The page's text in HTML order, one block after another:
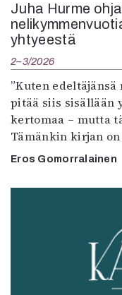
Juha Hurme
yhtyeestä
2–3/2026
”Kuten
pitää siis sisällään
kertomaa – mutta
Tämänkin kirjan
Eros Gomorralainen